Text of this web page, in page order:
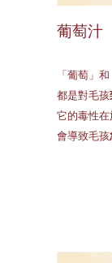
葡萄
「葡萄」
都是對毛孩
它的毒性在
會導致毛孩